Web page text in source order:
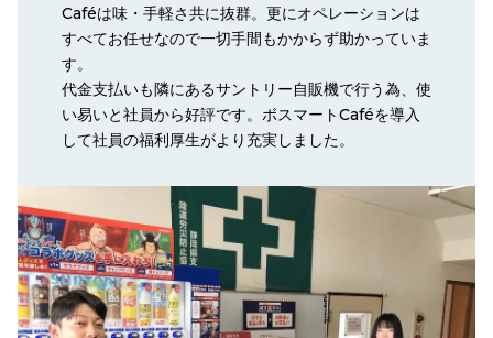
Caféは味・手軽さ共に抜群。更にオペレーションは
すべてお任せなので一切手間もかからず助かっていま
す。
代金支払いも隣にあるサントリー自販機で行う為、使
い易いと社員から好評です。ボスマートCaféを導入
して社員の福利厚生がより充実しました。